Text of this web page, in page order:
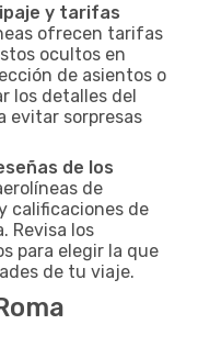
y tarifas
ofrecen tarifas
ocultos en
de asientos o
los detalles del
evitar sorpresas
de los
de
calificaciones de
Revisa los
para elegir la que
de tu viaje.